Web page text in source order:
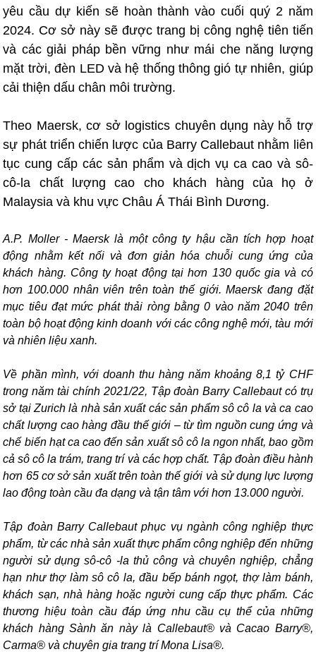
yêu cầu dự kiến sẽ hoàn thành vào cuối quý 2 năm
2024. Cơ sở này sẽ được trang bị công nghệ tiên tiến
và các giải pháp bền vững như mái che năng lượng
mặt trời, đèn LED và hệ thống thông gió tự nhiên, giúp
cải thiện dấu chân môi trường.
Theo Maersk, cơ sở logistics chuyên dụng này hỗ trợ
sự phát triển chiến lược của Barry Callebaut nhằm liên
tục cung cấp các sản phẩm và dịch vụ ca cao và sô-
cô-la chất lượng cao cho khách hàng của họ ở
Malaysia và khu vực Châu Á Thái Bình Dương.
A.P. Moller - Maersk là một công ty hậu cần tích hợp hoạt
động nhằm kết nối và đơn giản hóa chuỗi cung ứng của
khách hàng. Công ty hoạt động tại hơn 130 quốc gia và có
hơn 100.000 nhân viên trên toàn thế giới. Maersk đang đặt
mục tiêu đạt mức phát thải ròng bằng 0 vào năm 2040 trên
toàn bộ hoạt động kinh doanh với các công nghệ mới, tàu mới
và nhiên liệu xanh.
Về phần mình, với doanh thu hàng năm khoảng 8,1 tỷ CHF
trong năm tài chính 2021/22, Tập đoàn Barry Callebaut có trụ
sở tại Zurich là nhà sản xuất các sản phẩm sô cô la và ca cao
chất lượng cao hàng đầu thế giới – từ tìm nguồn cung ứng và
chế biến hạt ca cao đến sản xuất sô cô la ngon nhất, bao gồm
cả sô cô la trám, trang trí và các hợp chất. Tập đoàn điều hành
hơn 65 cơ sở sản xuất trên toàn thế giới và sử dụng lực lượng
lao động toàn cầu đa dạng và tận tâm với hơn 13.000 người.
Tập đoàn Barry Callebaut phục vụ ngành công nghiệp thực
phẩm, từ các nhà sản xuất thực phẩm công nghiệp đến những
người sử dụng sô-cô -la thủ công và chuyên nghiệp, chẳng
hạn như thợ làm sô cô la, đầu bếp bánh ngọt, thợ làm bánh,
khách sạn, nhà hàng hoặc người cung cấp thực phẩm. Các
thương hiệu toàn cầu đáp ứng nhu cầu cụ thể của những
khách hàng Sành ăn này là Callebaut® và Cacao Barry®,
Carma® và chuyên gia trang trí Mona Lisa®.